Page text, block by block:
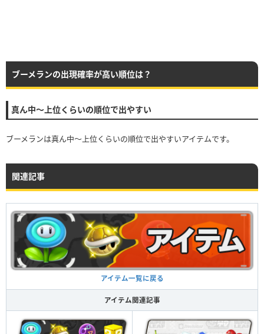
ブーメランの出現確率が高い順位は？
真ん中〜上位くらいの順位で出やすい
ブーメランは真ん中〜上位くらいの順位で出やすいアイテムです。
関連記事
アイテム一覧に戻る
アイテム関連記事